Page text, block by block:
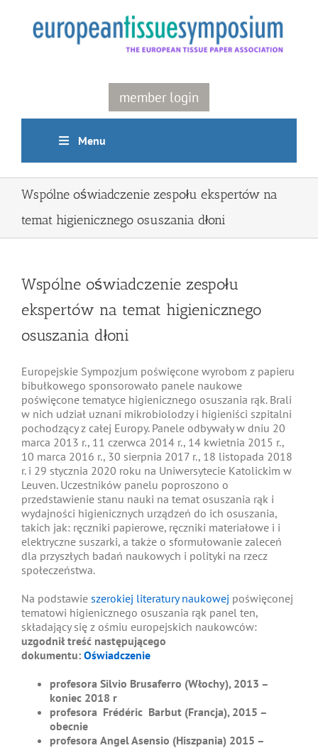
content
member login
Menu
Wspólne oświadczenie zespołu ekspertów na
temat higienicznego osuszania dłoni
Wspólne oświadczenie zespołu
ekspertów na temat higienicznego
osuszania dłoni
Europejskie Sympozjum poświęcone wyrobom z papieru
bibułkowego sponsorowało panele naukowe
poświęcone tematyce higienicznego osuszania rąk. Brali
w nich udział uznani mikrobiolodzy i higieniści szpitalni
pochodzący z całej Europy. Panele odbywały w dniu 20
marca 2013 r., 11 czerwca 2014 r., 14 kwietnia 2015 r.,
10 marca 2016 r., 30 sierpnia 2017 r., 18 listopada 2018
r. i 29 stycznia 2020 roku na Uniwersytecie Katolickim w
Leuven. Uczestników panelu poproszono o
przedstawienie stanu nauki na temat osuszania rąk i
wydajności higienicznych urządzeń do ich osuszania,
takich jak: ręczniki papierowe, ręczniki materiałowe i i
elektryczne suszarki, a także o sformułowanie zaleceń
dla przyszłych badań naukowych i polityki na rzecz
społeczeństwa.
Na podstawie szerokiej literatury naukowej poświęconej
tematowi higienicznego osuszania rąk panel ten,
składający się z ośmiu europejskich naukowców:
uzgodnił treść następującego
dokumentu: Oświadczenie
profesora Silvio Brusaferro (Włochy), 2013 –
koniec 2018 r
profesora Frédéric Barbut (Francja), 2015 –
obecnie
profesora Angel Asensio (Hiszpania) 2015 –